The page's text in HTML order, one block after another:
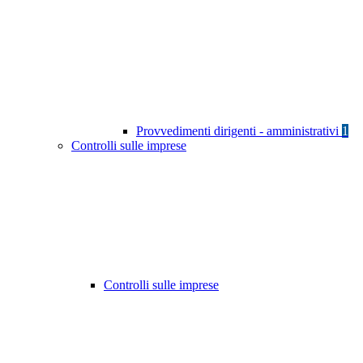
Provvedimenti dirigenti - amministrativi 1
Controlli sulle imprese
Controlli sulle imprese